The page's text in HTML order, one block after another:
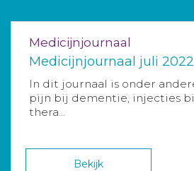
Medicijnjournaal
Medicijnjournaal juli 2022
In dit journaal is onder
pijn bij dementie, injecties
thera...
Bekijk